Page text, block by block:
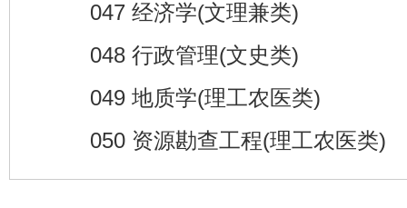
047 经济学(文理兼类)
048 行政管理(文史类)
049 地质学(理工农医类)
050 资源勘查工程(理工农医类)